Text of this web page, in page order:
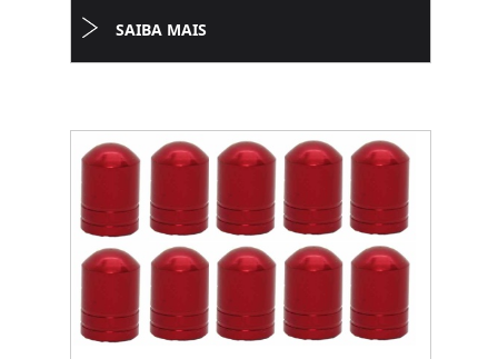
SAIBA MAIS